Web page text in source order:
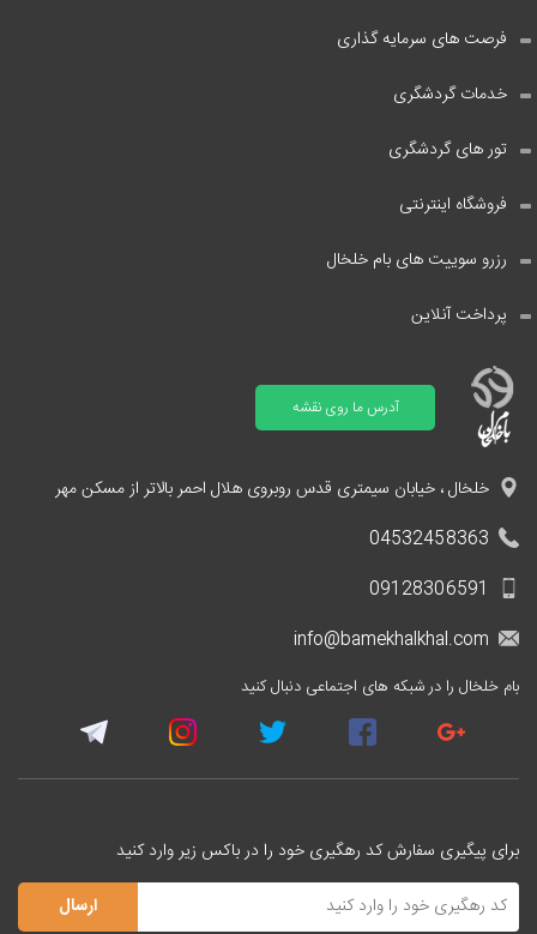
فرصت های سرمایه گذاری
خدمات گردشگری
تور های گردشگری
فروشگاه اینترنتی
رزرو سوییت های بام خلخال
پرداخت آنلاین
آدرس ما روی نقشه
خلخال ، خیابان سیمتری قدس روبروی هلال احمر بالاتر از مسکن مهر
04532458363
09128306591
info@bamekhalkhal.com
بام خلخال را در شبکه های اجتماعی دنبال کنید
برای پیگیری سفارش کد رهگیری خود را در باکس زیر وارد کنید
ارسال